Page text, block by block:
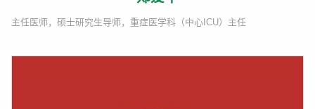
主任医师，硕士研究生导师，重症医学科（中心ICU）主任